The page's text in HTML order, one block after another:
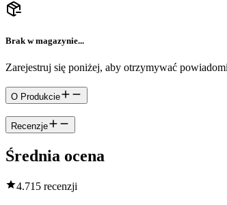
Brak w magazynie...
Zarejestruj się poniżej, aby otrzymywać
O Produkcie
Recenzje
Średnia ocena
4.715 recenzji